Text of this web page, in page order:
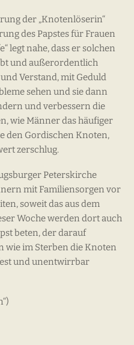
der „Knotenlöserin“
des Papstes für Frauen
legt nahe, dass er solchen
und außerordentlich
Verstand, mit Geduld
sehen und sie dann
und verbessern die
wie Männer das häufiger
den Gordischen Knoten,
zerschlug.
Peterskirche
mit Familiensorgen vor
soweit das aus dem
Woche werden dort auch
beten, der darauf
wie im Sterben die Knoten
und unentwirrbar